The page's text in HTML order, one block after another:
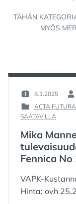
TÄHÄN
MYÖS
POSTED
ON
:
8.1.2025
BY
:
POSTED
ACTA
SAATAVILLA
Mika
Fennica No
VAPK-
Hinta: ovh